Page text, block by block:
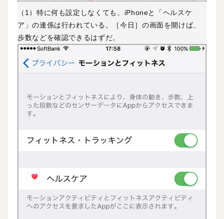
（1）特に何も設定しなくても、iPhoneと「ヘルスケ
ア」の連係は行われている。［今日］の画面を開けば、
歩数などを確認できるはずだ。